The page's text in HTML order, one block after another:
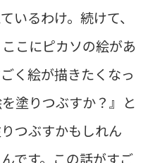
いるわけ。続けて、
こにピカソの絵があ
く絵が描きたくなっ
塗りつぶすか？』と
つぶすかもしれん
です。この話がすご